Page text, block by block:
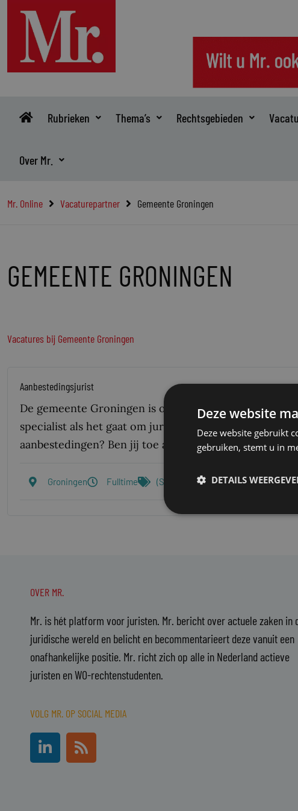
inhoud
Rubrieken Thema’s Rechtsgebieden
Over Mr.
Mr. Online Vacaturepartner Gemeente Groningen
GEMEENTE GRONINGEN
Vacatures bij Gemeente Groningen
Aanbestedingsjurist
De gemeente Groningen is op zoek naar een
specialist als het gaat om juridische vraagstukken
aanbestedingen? Ben jij toe aan de volgende stap in
Groningen Fulltime (Semi) Overheid
OVER MR.
Mr. is hét platform voor juristen. Mr. bericht over actuele zaken in
juridische wereld en belicht en becommentarieert deze vanuit een
onafhankelijke positie. Mr. richt zich op alle in Nederland actieve
juristen en WO-rechtenstudenten.
VOLG MR. OP SOCIAL MEDIA
L
i
n
R
s
s
Deze website
Deze website gebruikt
gebruiken, stemt u in
DETAILS